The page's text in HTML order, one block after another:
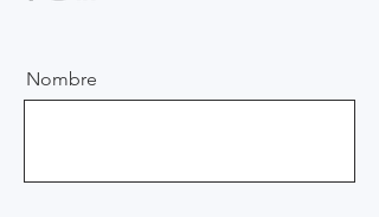
Nombre